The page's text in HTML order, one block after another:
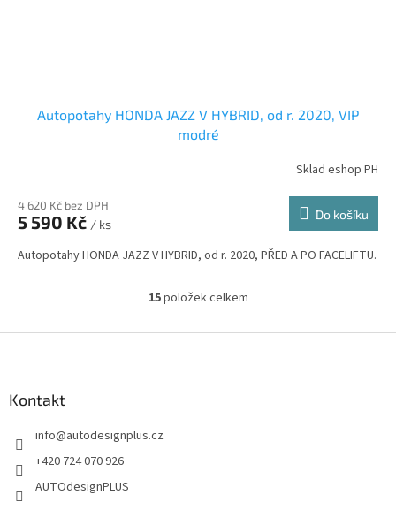
Autopotahy HONDA JAZZ V HYBRID, od r. 2020, VIP
modré
Sklad eshop PH
4 620 Kč bez DPH
5 590 Kč / ks
Do košíku
Autopotahy HONDA JAZZ V HYBRID, od r. 2020, PŘED A PO FACELIFTU.
O
l
15položek celkem
Kontakt
info@autodesignplus.cz
+420 724 070 926
AUTOdesignPLUS